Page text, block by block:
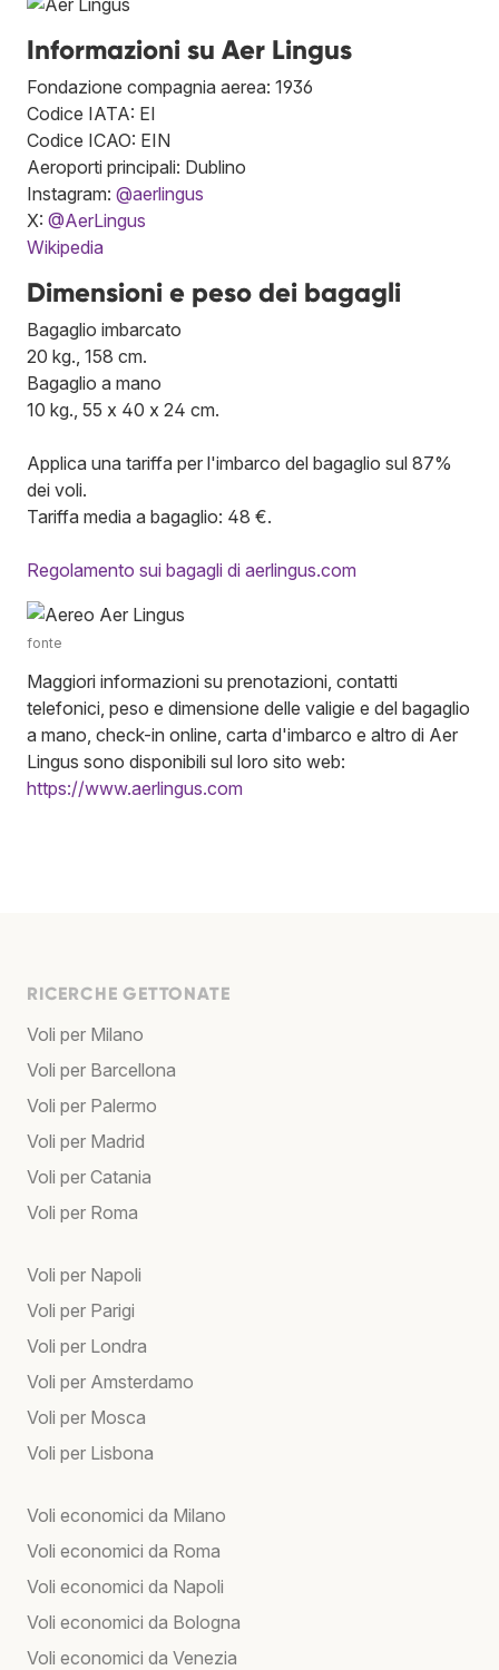
Informazioni su Aer Lingus
Fondazione compagnia aerea: 1936
Codice IATA: EI
Codice ICAO: EIN
Aeroporti principali: Dublino
Instagram: @aerlingus
X: @AerLingus
Wikipedia
Dimensioni e peso dei bagagli
Bagaglio imbarcato
20 kg., 158 cm.
Bagaglio a mano
10 kg., 55 x 40 x 24 cm.
Applica una tariffa per l'imbarco del bagaglio sul 87%
dei voli.
Tariffa media a bagaglio: 48 €.
Regolamento sui bagagli di aerlingus.com
fonte
Maggiori informazioni su prenotazioni, contatti
telefonici, peso e dimensione delle valigie e del bagaglio
a mano, check-in online, carta d'imbarco e altro di Aer
Lingus sono disponibili sul loro sito web:
https://www.aerlingus.com
RICERCHE GETTONATE
Voli per Milano
Voli per Barcellona
Voli per Palermo
Voli per Madrid
Voli per Catania
Voli per Roma
Voli per Napoli
Voli per Parigi
Voli per Londra
Voli per Amsterdamo
Voli per Mosca
Voli per Lisbona
Voli economici da Milano
Voli economici da Roma
Voli economici da Napoli
Voli economici da Bologna
Voli economici da Venezia